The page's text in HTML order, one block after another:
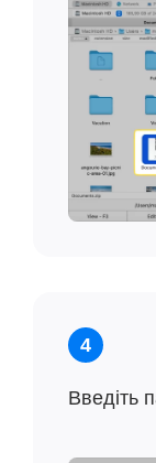
4
Введіть